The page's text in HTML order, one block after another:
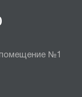
помещение №1